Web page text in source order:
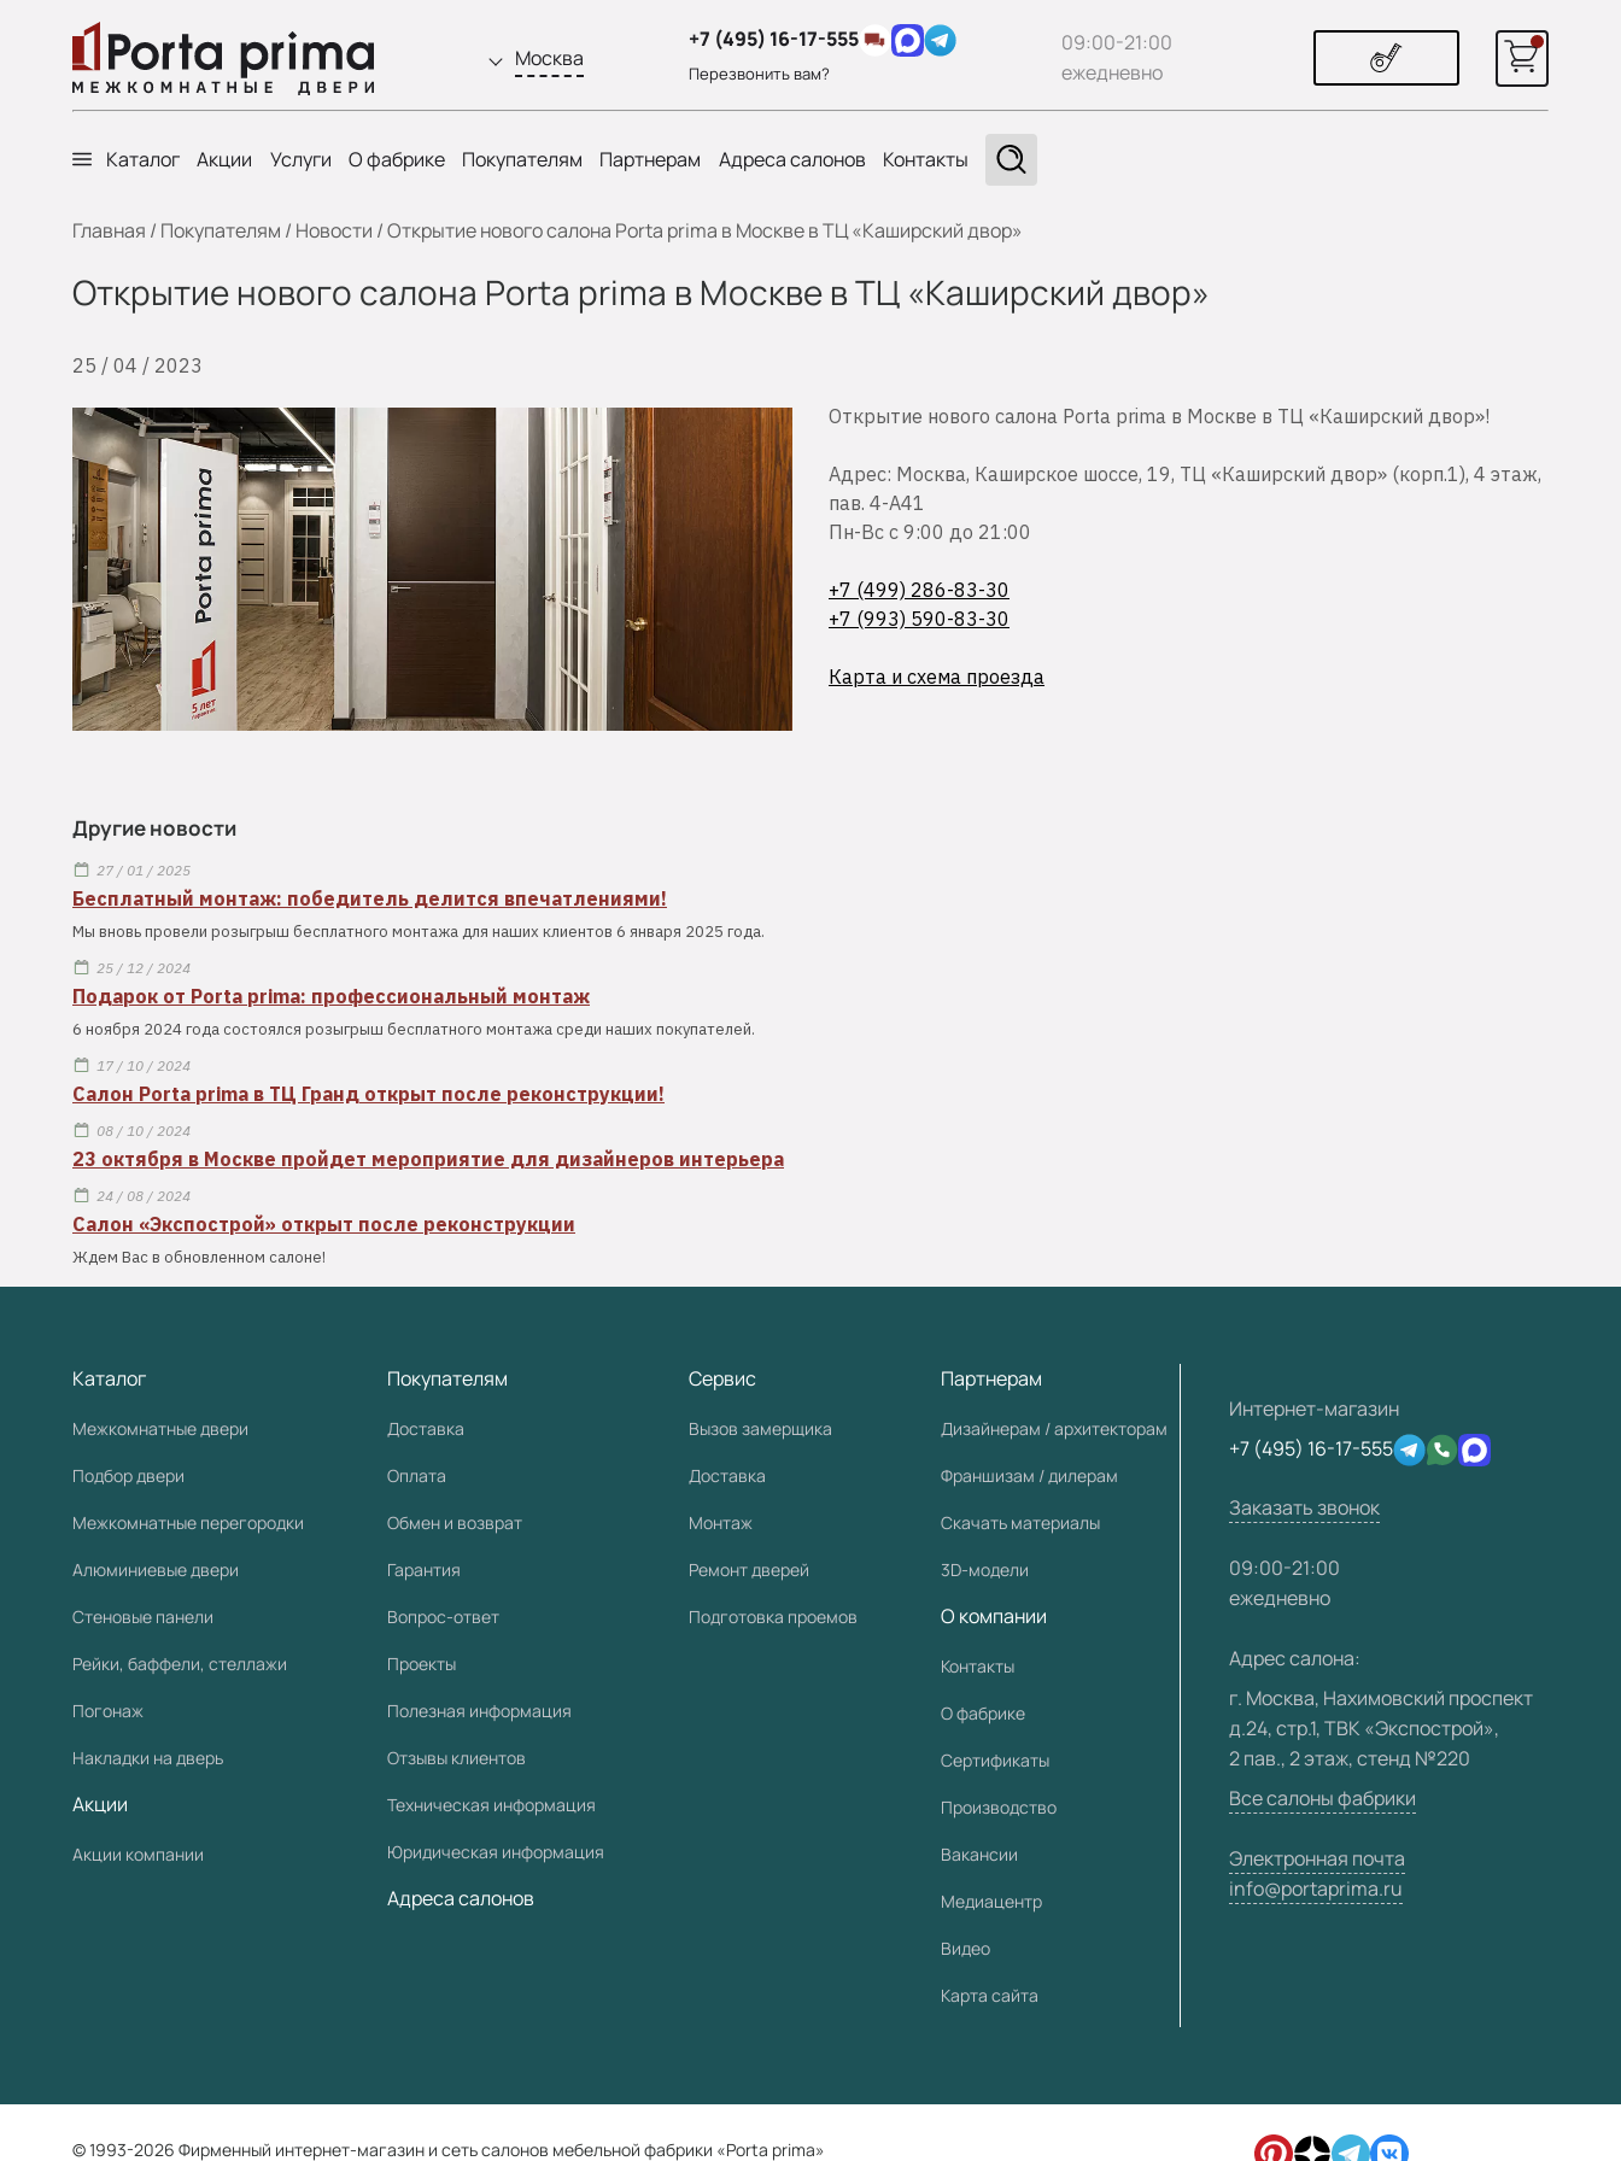
Москва
+7 (495) 16-17-555
Перезвонить вам?
09:00-21:00
ежедневно
Каталог Акции Услуги О фабрике Покупателям Партнерам Адреса салонов Контакты
Главная / Покупателям / Новости /Открытие нового салона Porta prima в Москве в ТЦ «Каширский двор»
Открытие нового салона Porta prima в Москве в ТЦ «Каширский двор»
25 / 04 / 2023
Открытие нового салона Porta prima в Москве в ТЦ «Каширский двор»!
Адрес: Москва, Каширское шоссе, 19, ТЦ «Каширский двор» (корп.1), 4 этаж,
пав. 4-А41
Пн-Вс с 9:00 до 21:00
+7 (499) 286-83-30
+7 (993) 590-83-30
Карта и схема проезда
Другие новости
27 / 01 / 2025
Бесплатный монтаж: победитель делится впечатлениями!
Мы вновь провели розыгрыш бесплатного монтажа для наших клиентов 6 января 2025 года.
25 / 12 / 2024
Подарок от Porta prima: профессиональный монтаж
6 ноября 2024 года состоялся розыгрыш бесплатного монтажа среди наших покупателей.
17 / 10 / 2024
Салон Porta prima в ТЦ Гранд открыт после реконструкции!
08 / 10 / 2024
23 октября в Москве пройдет мероприятие для дизайнеров интерьера
24 / 08 / 2024
Салон «Экспострой» открыт после реконструкции
Ждем Вас в обновленном салоне!
Каталог
Межкомнатные двери
Подбор двери
Межкомнатные перегородки
Алюминиевые двери
Стеновые панели
Рейки, баффели, стеллажи
Погонаж
Накладки на дверь
Акции
Акции компании
Покупателям
Доставка
Оплата
Обмен и возврат
Гарантия
Вопрос-ответ
Проекты
Полезная информация
Отзывы клиентов
Техническая информация
Юридическая информация
Адреса салонов
Сервис
Вызов замерщика
Доставка
Монтаж
Ремонт дверей
Подготовка проемов
Партнерам
Дизайнерам / архитекторам
Франшизам / дилерам
Скачать материалы
3D-модели
О компании
Контакты
О фабрике
Сертификаты
Производство
Вакансии
Медиацентр
Видео
Карта сайта
Интернет-магазин
+7 (495) 16-17-555
Заказать звонок
09:00-21:00
ежедневно
Адрес салона:
г. Москва, Нахимовский проспект
д.24, стр.1, ТВК «Экспострой»,
2 пав., 2 этаж, стенд №220
Все салоны фабрики
Электронная почта
info@portaprima.ru
© 1993-2026 Фирменный интернет-магазин и сеть салонов мебельной фабрики «Porta prima»